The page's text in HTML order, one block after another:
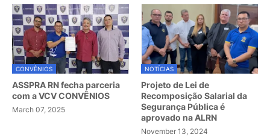
CONVÊNIOS
ASSPRA RN fecha parceria
com a VCV CONVÊNIOS
March 07, 2025
NOTÍCIAS
Projeto de Lei de
Recomposição Salarial da
Segurança Pública é
aprovado na ALRN
November 13, 2024